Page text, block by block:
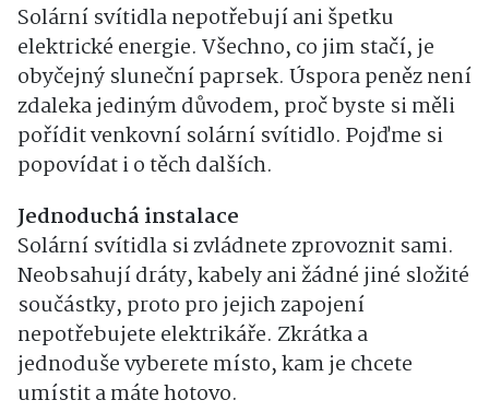
Solární svítidla nepotřebují ani špetku
elektrické energie. Všechno, co jim stačí, je
obyčejný sluneční paprsek. Úspora peněz není
zdaleka jediným důvodem, proč byste si měli
pořídit venkovní solární svítidlo. Pojďme si
popovídat i o těch dalších.
Jednoduchá instalace
Solární svítidla si zvládnete zprovoznit sami.
Neobsahují dráty, kabely ani žádné jiné složité
součástky, proto pro jejich zapojení
nepotřebujete elektrikáře. Zkrátka a
jednoduše vyberete místo, kam je chcete
umístit a máte hotovo.